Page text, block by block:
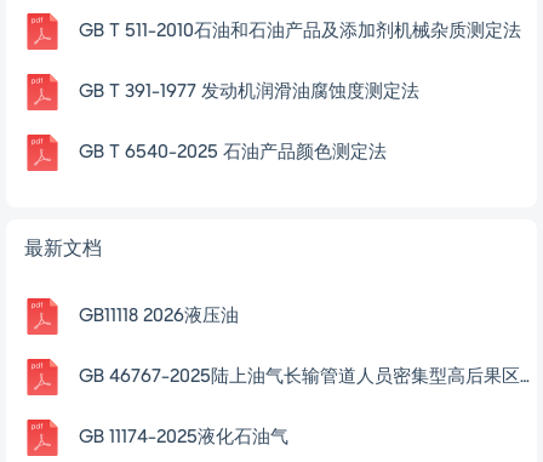
GB T 511-2010石油和石油产品及添加剂机械杂质测定法
GB T 391-1977 发动机润滑油腐蚀度测定法
GB T 6540-2025 石油产品颜色测定法
最新文档
GB11118 2026液压油
GB 46767-2025陆上油气长输管道人员密集型高后果区辨识与管理
GB 11174-2025液化石油气